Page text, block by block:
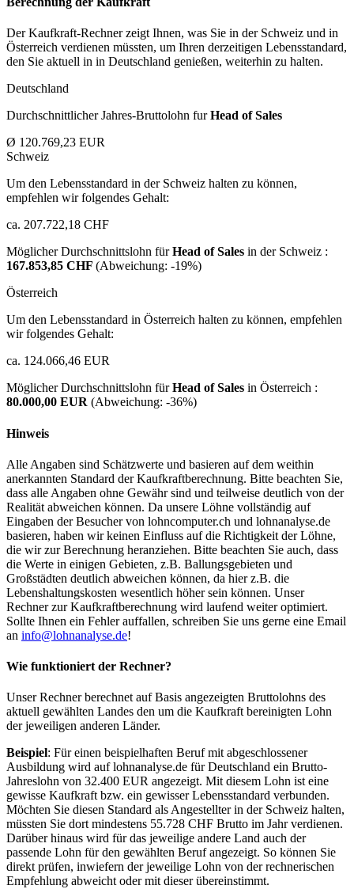
Der Kaufkraft-Rechner zeigt Ihnen, was Sie in der Schweiz und in
Österreich verdienen müssten, um Ihren derzeitigen Lebensstandard,
den Sie aktuell in in Deutschland genießen, weiterhin zu halten.
Deutschland
Durchschnittlicher Jahres-Bruttolohn furHead of Sales
Ø 120.769,23 EUR
Schweiz
Um den Lebensstandard in der Schweiz halten zu können,
empfehlen wir folgendes Gehalt:
ca. 207.722,18 CHF
Möglicher Durchschnittslohn fürHead of Sales in der Schweiz :
167.853,85 CHF (Abweichung: -19%)
Österreich
Um den Lebensstandard in Österreich halten zu können, empfehlen
wir folgendes Gehalt:
ca. 124.066,46 EUR
Möglicher Durchschnittslohn fürHead of Sales in Österreich :
80.000,00 EUR (Abweichung: -36%)
Hinweis
Alle Angaben sind Schätzwerte und basieren auf dem weithin
anerkannten Standard der Kaufkraftberechnung. Bitte beachten Sie,
dass alle Angaben ohne Gewähr sind und teilweise deutlich von der
Realität abweichen können. Da unsere Löhne vollständig auf
Eingaben der Besucher von lohncomputer.ch und lohnanalyse.de
basieren, haben wir keinen Einfluss auf die Richtigkeit der Löhne,
die wir zur Berechnung heranziehen. Bitte beachten Sie auch, dass
die Werte in einigen Gebieten, z.B. Ballungsgebieten und
Großstädten deutlich abweichen können, da hier z.B. die
Lebenshaltungskosten wesentlich höher sein können. Unser
Rechner zur Kaufkraftberechnung wird laufend weiter optimiert.
Sollte Ihnen ein Fehler auffallen, schreiben Sie uns gerne eine Email
an info@lohnanalyse.de!
Wie funktioniert der Rechner?
Unser Rechner berechnet auf Basis angezeigten Bruttolohns des
aktuell gewählten Landes den um die Kaufkraft bereinigten Lohn
der jeweiligen anderen Länder.
Beispiel: Für einen beispielhaften Beruf mit abgeschlossener
Ausbildung wird auf lohnanalyse.de für Deutschland ein Brutto-
Jahreslohn von 32.400 EUR angezeigt. Mit diesem Lohn ist eine
gewisse Kaufkraft bzw. ein gewisser Lebensstandard verbunden.
Möchten Sie diesen Standard als Angestellter in der Schweiz halten,
müssten Sie dort mindestens 55.728 CHF Brutto im Jahr verdienen.
Darüber hinaus wird für das jeweilige andere Land auch der
passende Lohn für den gewählten Beruf angezeigt. So können Sie
direkt prüfen, inwiefern der jeweilige Lohn von der rechnerischen
Empfehlung abweicht oder mit dieser übereinstimmt.